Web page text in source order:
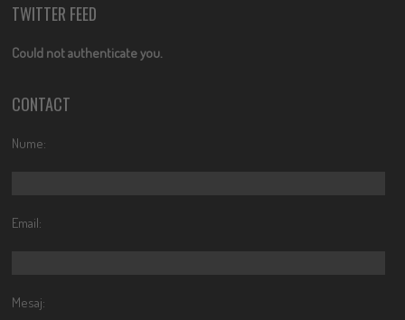
TWITTER FEED
Could not authenticate you.
CONTACT
Nume:
Email:
Mesaj: